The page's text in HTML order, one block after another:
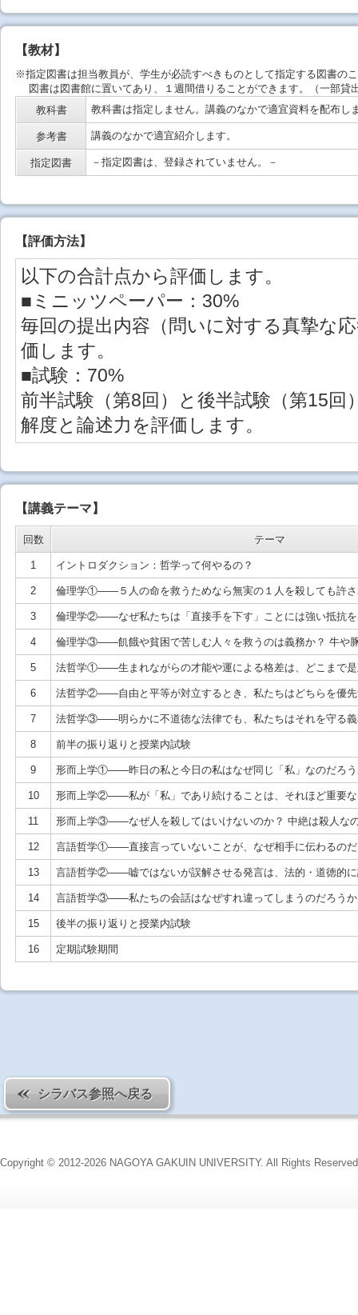
【教材】
※指定図書は担当教員が、学生が必読すべきものとして指定する図書の
図書は図書館に置いてあり、１週間借りることができます。（一部貸
教科書
教科書は指定しません。講義のなかで適宜資料を配布し
参考書 講義のなかで適宜紹介します。
指定図書 －指定図書は、登録されていません。－
【評価方法】
以下の合計点から評価します。
■ミニッツペーパー：30%
毎回の提出内容（問いに対する真摯な
価します。
■試験：70%
前半試験（第8回）と後半試験（第15回
解度と論述力を評価します。
【講義テーマ】
回数 テーマ
1 イントロダクション：哲学って何やるの？
2 倫理学①――５人の命を救うためなら無実の１人を殺しても許さ
3 倫理学②――なぜ私たちは「直接手を下す」ことには強い抵抗を
4 倫理学③――飢餓や貧困で苦しむ人々を救うのは義務か？ 牛や
5 法哲学①――生まれながらの才能や運による格差は、どこまで是
6 法哲学②――自由と平等が対立するとき、私たちはどちらを優先
7 法哲学③――明らかに不道徳な法律でも、私たちはそれを守る義
8 前半の振り返りと授業内試験
9 形而上学①――昨日の私と今日の私はなぜ同じ「私」なのだろ
10 形而上学②――私が「私」であり続けることは、それほど重要な
11 形而上学③――なぜ人を殺してはいけないのか？ 中絶は殺人な
12 言語哲学①――直接言っていないことが、なぜ相手に伝わるの
13 言語哲学②——嘘ではないが誤解させる発言は、法的・道徳的に
14 言語哲学③——私たちの会話はなぜすれ違ってしまうのだろう
15 後半の振り返りと授業内試験
16 定期試験期間
シラバス参照へ戻る
Copyright © 2012-2026 NAGOYA GAKUIN UNIVERSITY. All Rights